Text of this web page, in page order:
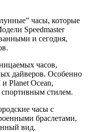
часы, которые
Speedmaster
и сегодня,
часов,
дайверов. Особенно
Planet Ocean,
стилем.
часы с
браслетами,
вид.